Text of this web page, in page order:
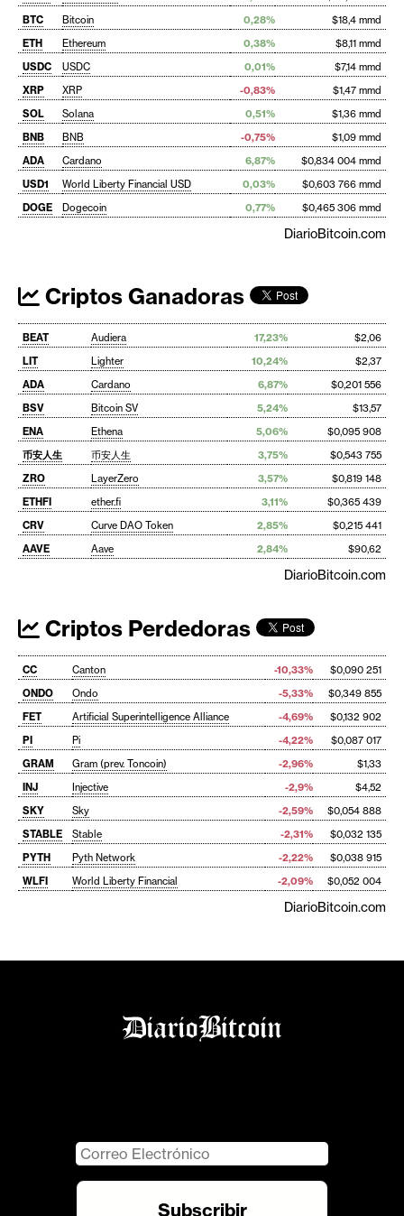
BTC
Bitcoin 0,28%
$18,4 mmd
ETH
Ethereum 0,38%
$8,11 mmd
USDC
USDC 0,01%
$7,14 mmd
XRP
XRP -0,83%
$1,47 mmd
SOL
Solana 0,51%
$1,36 mmd
BNB
BNB -0,75%
$1,09 mmd
ADA
Cardano 6,87%
$0,834 004 mmd
USD1
World Liberty Financial USD 0,03%
$0,603 766 mmd
DOGE
Dogecoin 0,77% $0,465 306 mmd
DiarioBitcoin.com
Criptos Ganadoras
BEAT Audiera 17,23%
$2,06
LIT
Lighter 10,24%
$2,37
ADA
Cardano 6,87%
$0,201 556
BSV
Bitcoin SV 5,24%
$13,57
ENA
Ethena 5,06%
$0,095 908
币安人生
币安人生 3,75%
$0,543 755
ZRO
LayerZero 3,57%
$0,819 148
ETHFI
ether.fi 3,11%
$0,365 439
CRV
Curve DAO Token 2,85%
$0,215 441
AAVE
Aave 2,84% $90,62
DiarioBitcoin.com
Criptos Perdedoras
CC Canton -10,33%
$0,090 251
ONDO
Ondo -5,33%
$0,349 855
FET
Artificial Superintelligence Alliance -4,69%
$0,132 902
PI
Pi -4,22%
$0,087 017
GRAM
Gram (prev. Toncoin) -2,96%
$1,33
INJ
Injective -2,9%
$4,52
SKY
Sky -2,59%
$0,054 888
STABLE
Stable -2,31%
$0,032 135
PYTH
Pyth Network -2,22%
$0,038 915
WLFI
World Liberty Financial -2,09% $0,052 004
DiarioBitcoin.com